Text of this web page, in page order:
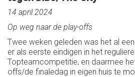
14 april 2024
Op weg naar de play-offs
Twee weken geleden was het al een
er als eerste eindigen in het
Topteamcompetitie, en daarmee
offs/de finaledag in eigen huis te